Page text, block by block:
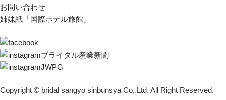
お問い合わせ
姉妹紙「国際ホテル旅館」
ブライダル産業新聞
JWPG
Copyright © bridal sangyo sinbunsya Co,.Ltd. All Right Reserved.